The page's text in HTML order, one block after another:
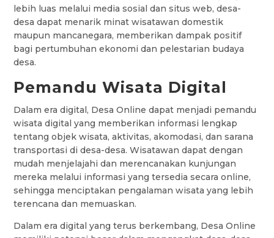
lebih luas melalui media sosial dan situs web, desa-
desa dapat menarik minat wisatawan domestik
maupun mancanegara, memberikan dampak positif
bagi pertumbuhan ekonomi dan pelestarian budaya
desa.
Pemandu Wisata Digital
Dalam era digital, Desa Online dapat menjadi pemandu
wisata digital yang memberikan informasi lengkap
tentang objek wisata, aktivitas, akomodasi, dan sarana
transportasi di desa-desa. Wisatawan dapat dengan
mudah menjelajahi dan merencanakan kunjungan
mereka melalui informasi yang tersedia secara online,
sehingga menciptakan pengalaman wisata yang lebih
terencana dan memuaskan.
Dalam era digital yang terus berkembang, Desa Online